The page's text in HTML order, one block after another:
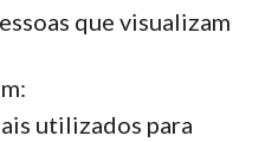
que visualizam
utilizados para